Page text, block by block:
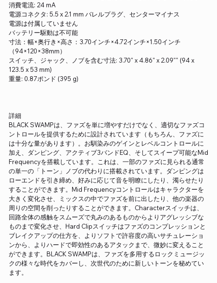
消費電流: 24 mA
電源コネクタ: 5.5 x 2.1 mm バレルプラグ、センターマイナス
電源は付属していません
バッテリー駆動は不可能
寸法：幅×奥行き×高さ：3.70インチ×4.72インチ×1.50インチ
（94×120×38mm）
スイッチ、ジャック、ノブを含む寸法: 3.70" x 4.86" x 2.09"" (94 x
123.5 x 53 mm)
重量: 0.87ポンド (395 g)
詳細
BLACK SWAMPは、ファズを単に増やすだけでなく、適切なファズコ
ントロールを提供するために設計されています（もちろん、ファズに
は十分な量があります）。お馴染みのゲインとレベルコントロールに
加え、ダンピング、アクティブ3バンドEQ、そしてスイープ可能なMid
Frequencyを搭載しています。これは、一部のファズに見られる通常
の単一の「トーン」ノブの代わりに搭載されています。ダンピングは
ローエンドを引き締め、好みに応じて音を明瞭にしたり、濁らせたり
することができます。Mid Frequencyコントロールはキャラクターを
大きく変化させ、ミックスの中でファズを前に出したり、他の楽器の
周りの空間を削ったりすることができます。Characterスイッチは、
回路全体の感触をスムーズで丸みのあるものからよりアグレッシブな
ものまで変化させ、Hard Clipスイッチはファズのコンプレッションと
ブレイクアップの仕方を、よりソフトで許容度の高いサチュレーショ
ンから、よりハードで即効性のあるアタックまで、微妙に変えること
ができます。BLACK SWAMPは、ファズを多用するロックミュージッ
クの様々な時代をカバーし、次世代のために新しいトーンを秘めてい
ます。